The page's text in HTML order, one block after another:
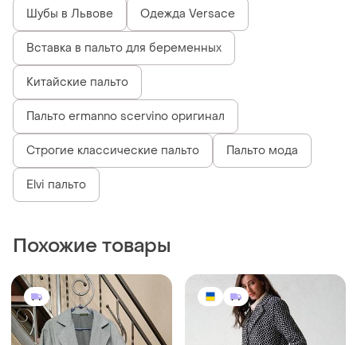
Шубы в Львове Одежда Versace
Вставка в пальто для беременных
Китайские пальто
Пальто ermanno scervino оригинал
Строгие классические пальто Пальто мода
Elvi пальто
Похожие товары